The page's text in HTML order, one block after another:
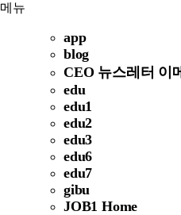
메뉴
app
blog
CEO 뉴스레터 이
edu
edu1
edu2
edu3
edu6
edu7
gibu
JOB1 Home